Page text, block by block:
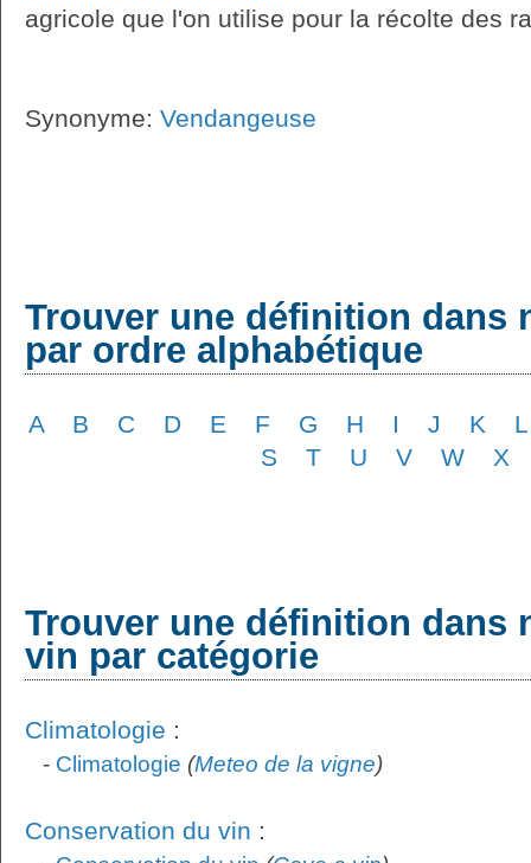
agricole que l'on utilise pour la récolte des
Synonyme: Vendangeuse
Trouver une définition dans
par ordre alphabétique
A B C D E F G H I J K
L
S
T U V W X
Trouver une définition dans
vin par catégorie
Climatologie :
- Climatologie (Meteo de la vigne)
Conservation du vin :